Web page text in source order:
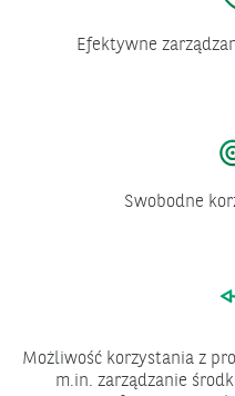
Efektywne
Swobodne
Możliwość korzystania z
m.in. zarządzanie